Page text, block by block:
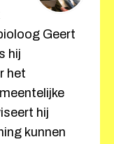
Geert
hij
het
hij
kunnen